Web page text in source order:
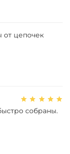
цепочек
собраны.